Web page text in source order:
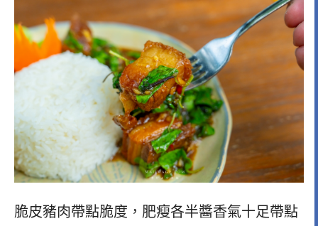
脆皮豬肉帶點脆度，肥瘦各半醬香氣十足帶點